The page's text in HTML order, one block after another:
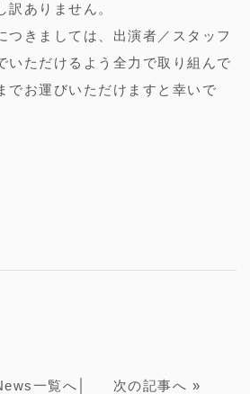
ありません。
つきましては、出演者／スタッフ
いただけるよう全力で取り組んで
でお運びいただけますと幸いで
一覧へ 次の記事へ »